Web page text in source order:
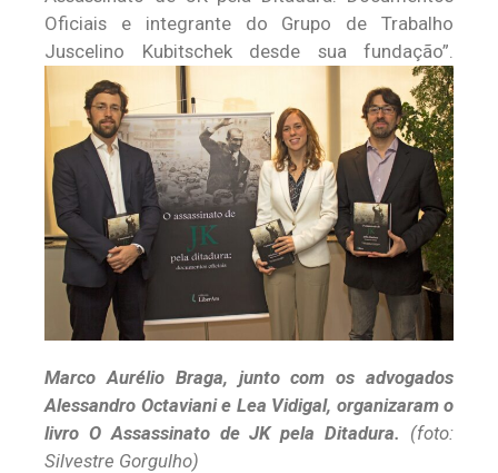
Oficiais e integrante do Grupo de Trabalho
Juscelino Kubitschek desde sua fundação”.
Marco Aurélio Braga, junto com os advogados
Alessandro Octaviani e Lea Vidigal, organizaram o
livro O Assassinato de JK pela Ditadura. (foto:
Silvestre Gorgulho)